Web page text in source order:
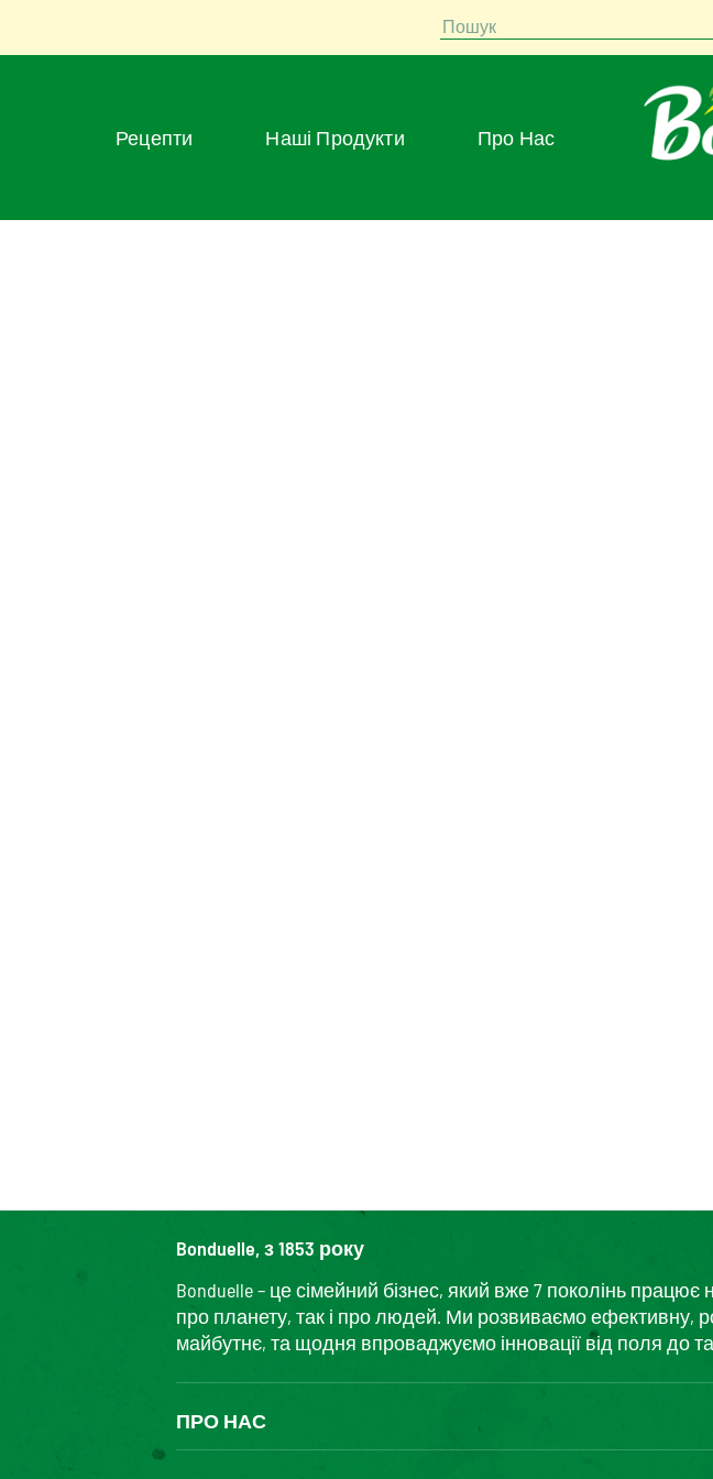
Пошук
Рецепти Наші Продукти Про Нас
Bonduelle, з 1853 року
Bonduelle – це сімейний бізнес, який вже 7 поколінь
про планету, так і про людей. Ми розвиваємо ефективну,
майбутнє, та щодня впроваджуємо інновації від поля до
ПРО НАС